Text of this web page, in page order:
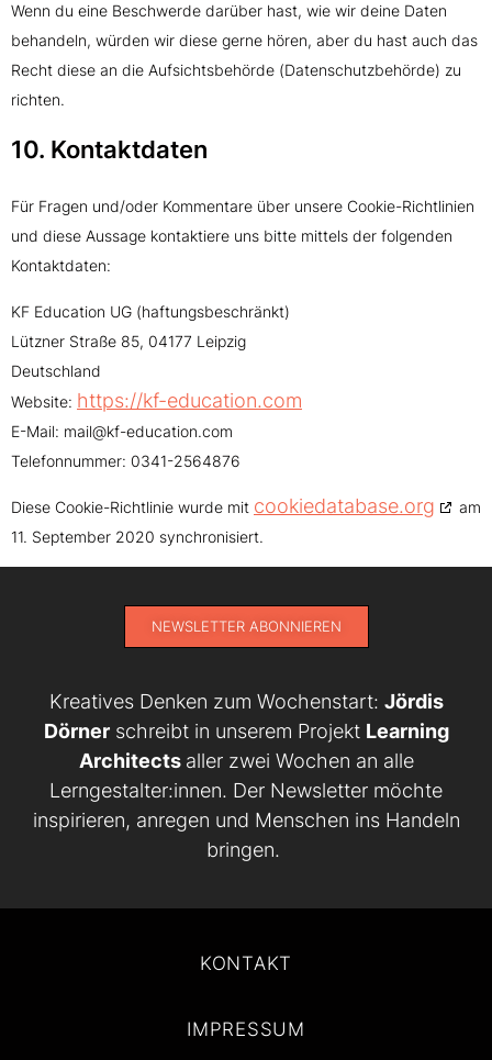
Wenn du eine Beschwerde darüber hast, wie wir deine Daten
behandeln, würden wir diese gerne hören, aber du hast auch das
Recht diese an die Aufsichtsbehörde (Datenschutzbehörde) zu
richten.
10. Kontaktdaten
Für Fragen und/oder Kommentare über unsere Cookie-Richtlinien
und diese Aussage kontaktiere uns bitte mittels der folgenden
Kontaktdaten:
KF Education UG (haftungsbeschränkt)
Lützner Straße 85, 04177 Leipzig
Deutschland
Website: https://kf-education.com
E-Mail: mail@kf-education.com
Telefonnummer: 0341-2564876
Diese Cookie-Richtlinie wurde mit cookiedatabase.org
am
11. September 2020 synchronisiert.
NEWSLETTER ABONNIEREN
Kreatives Denken zum Wochenstart: Jördis
Dörnerschreibt in unserem Projekt Learning
Architects aller zwei Wochen an alle
Lerngestalter:innen. Der Newsletter möchte
inspirieren, anregen und Menschen ins Handeln
bringen.
KONTAKT
IMPRESSUM